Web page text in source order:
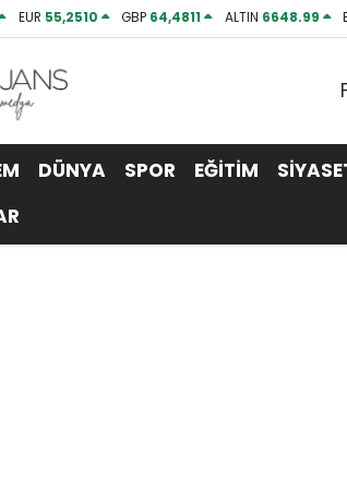
EUR 55,2510 GBP 64,4811 ALTIN 6648.99
DÜNYA SPOR EĞİTİM